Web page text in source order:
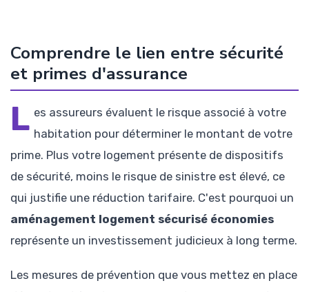
Comprendre le lien entre sécurité
et primes d'assurance
L es assureurs évaluent le risque associé à votre
habitation pour déterminer le montant de votre
prime. Plus votre logement présente de dispositifs
de sécurité, moins le risque de sinistre est élevé, ce
qui justifie une réduction tarifaire. C'est pourquoi un
aménagement logement sécurisé économies
représente un investissement judicieux à long terme.
Les mesures de prévention que vous mettez en place